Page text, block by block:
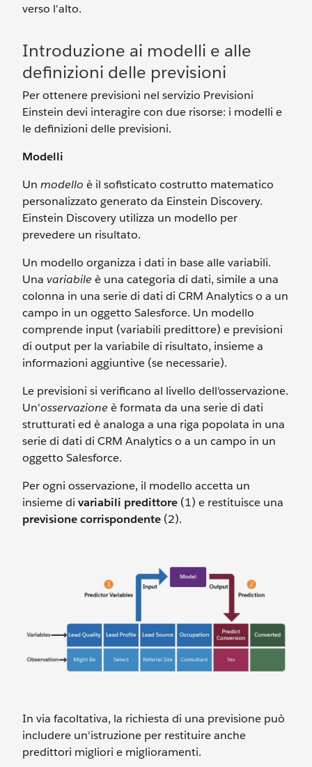
verso l'alto.
Introduzione ai modelli e alle
definizioni delle previsioni
Per ottenere previsioni nel servizio Previsioni
Einstein devi interagire con due risorse: i modelli e
le definizioni delle previsioni.
Modelli
Un modello è il sofisticato costrutto matematico
personalizzato generato da Einstein Discovery.
Einstein Discovery utilizza un modello per
prevedere un risultato.
Un modello organizza i dati in base alle variabili.
Una variabile è una categoria di dati, simile a una
colonna in una serie di dati di CRM Analytics o a un
campo in un oggetto Salesforce. Un modello
comprende input (variabili predittore) e previsioni
di output per la variabile di risultato, insieme a
informazioni aggiuntive (se necessarie).
Le previsioni si verificano al livello dell'osservazione.
Un'osservazione è formata da una serie di dati
strutturati ed è analoga a una riga popolata in una
serie di dati di CRM Analytics o a un campo in un
oggetto Salesforce.
Per ogni osservazione, il modello accetta un
insieme di variabili predittore (1) e restituisce una
previsione corrispondente (2).
In via facoltativa, la richiesta di una previsione può
includere un'istruzione per restituire anche
predittori migliori e miglioramenti.